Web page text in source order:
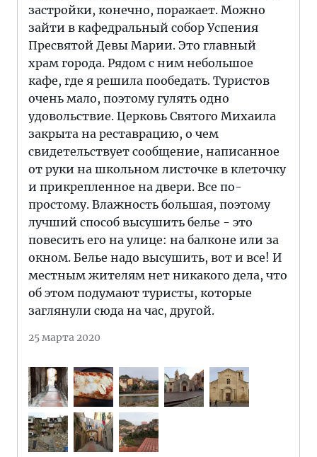
застройки, конечно, поражает. Можно
зайти в кафедральный собор Успения
Пресвятой Девы Марии. Это главный
храм города. Рядом с ним небольшое
кафе, где я решила пообедать. Туристов
очень мало, поэтому гулять одно
удовольствие. Церковь Святого Михаила
закрыта на реставрацию, о чем
свидетельствует сообщение, написанное
от руки на школьном листочке в клеточку
и прикрепленное на двери. Все по-
простому. Влажность большая, поэтому
лучший способ высушить белье - это
повесить его на улице: на балконе или за
окном. Белье надо высушить, вот и все! И
местным жителям нет никакого дела, что
об этом подумают туристы, которые
заглянули сюда на час, другой.
25 марта 2020